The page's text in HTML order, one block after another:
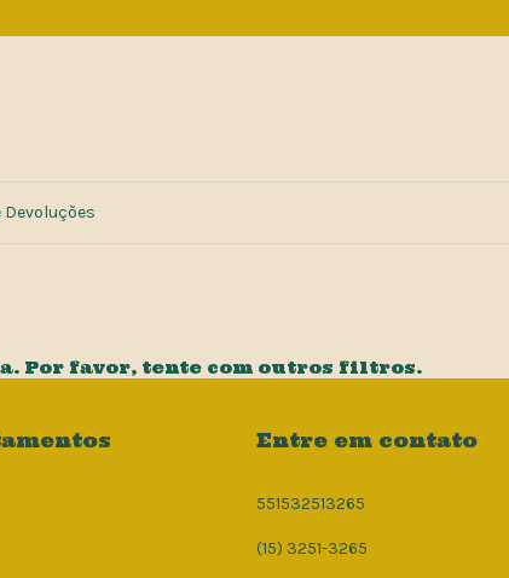
Devoluções
Por favor, tente com outros filtros.
Entre em contato
551532513265
(15) 3251-3265